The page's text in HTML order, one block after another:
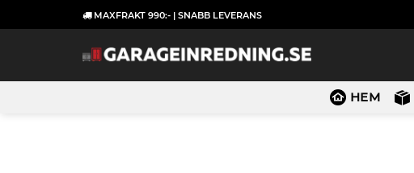
to
MAXFRAKT 990:- | SNABB LEVERANS
HEM